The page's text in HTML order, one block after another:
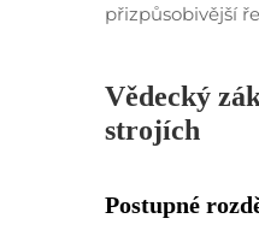
přizpůsobivější
Vědecký
strojích
Postupné